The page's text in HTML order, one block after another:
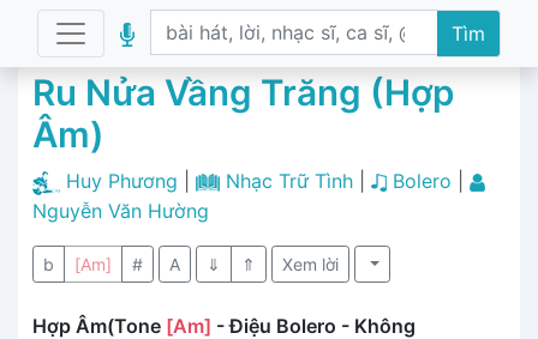
Tìm
Ru Nửa Vầng Trăng (Hợp
Âm)
Huy Phương Nhạc Trữ Tình| Bolero
Nguyễn Văn Hường
b [Am] # A ⇓ ⇑ Xem lời
Hợp Âm(Tone [Am] - Điệu Bolero - Không